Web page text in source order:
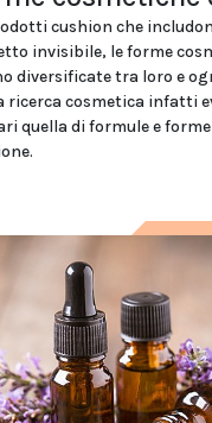
cushion che
invisibile, le forme
diversificate tra loro e
cosmetica infatti
quella di formule e